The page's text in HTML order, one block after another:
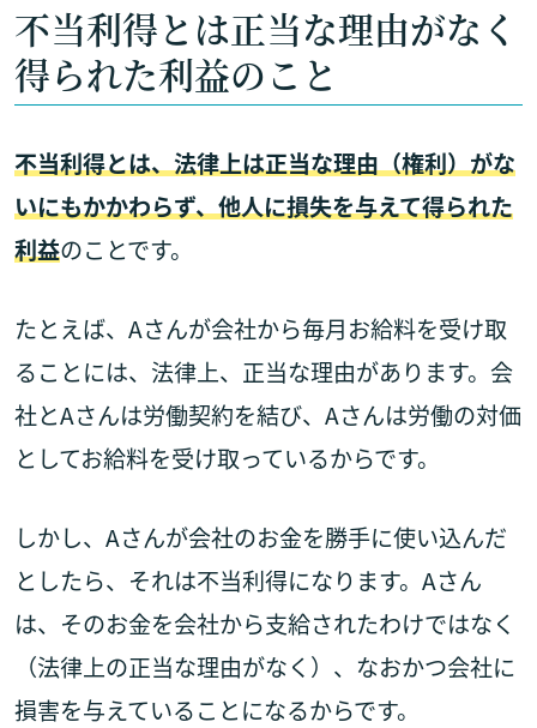
不当利得とは正当な理由がなく
得られた利益のこと
不当利得とは、法律上は正当な理由（権利）がな
いにもかかわらず、他人に損失を与えて得られた
利益のことです。
たとえば、Aさんが会社から毎月お給料を受け取
ることには、法律上、正当な理由があります。会
社とAさんは労働契約を結び、Aさんは労働の対価
としてお給料を受け取っているからです。
しかし、Aさんが会社のお金を勝手に使い込んだ
としたら、それは不当利得になります。Aさん
は、そのお金を会社から支給されたわけではなく
（法律上の正当な理由がなく）、なおかつ会社に
損害を与えていることになるからです。